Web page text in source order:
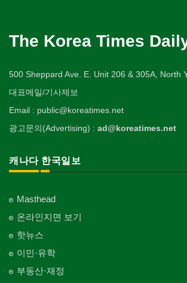
The Korea Times
500 Sheppard Ave. E. Unit 206 & 305A, North
대표메일/기사제보
Email : public@koreatimes.net
광고문의(Advertising) : ad@koreatimes.net
캐나다 한국일보
Masthead
온라인지면 보기
핫뉴스
이민·유학
부동산·재정